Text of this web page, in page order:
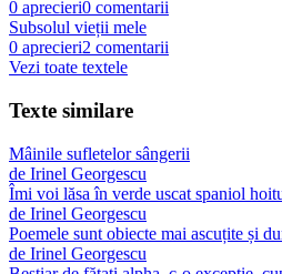
0 aprecieri0 comentarii
Subsolul vieții mele
0 aprecieri2 comentarii
Vezi toate textele
Texte similare
Mâinile sufletelor sângerii
de Irinel Georgescu
Îmi voi lăsa în verde uscat spaniol
de Irinel Georgescu
Poemele sunt obiecte mai ascuțite și
de Irinel Georgescu